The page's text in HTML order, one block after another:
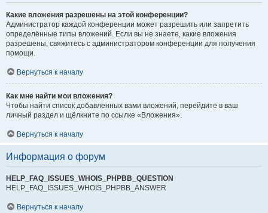
Какие вложения разрешены на этой конференции?
Администратор каждой конференции может разрешить или запретить
определённые типы вложений. Если вы не знаете, какие вложения
разрешены, свяжитесь с администратором конференции для получения
помощи.
Вернуться к началу
Как мне найти мои вложения?
Чтобы найти список добавленных вами вложений, перейдите в ваш
личный раздел и щёлкните по ссылке «Вложения».
Вернуться к началу
Информация о форум
HELP_FAQ_ISSUES_WHOIS_PHPBB_QUESTION
HELP_FAQ_ISSUES_WHOIS_PHPBB_ANSWER
Вернуться к началу